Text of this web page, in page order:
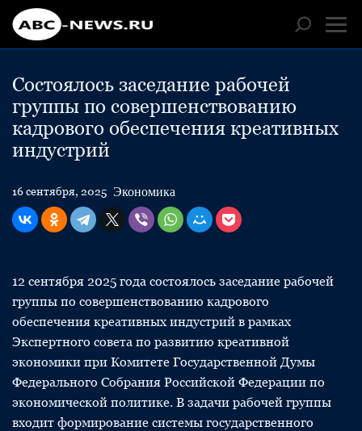
Состоялось заседание рабочей
группы по совершенствованию
кадрового обеспечения креативных
индустрий
16 сентября, 2025 Экономика
12 сентября 2025 года состоялось заседание рабочей
группы по совершенствованию кадрового
обеспечения креативных индустрий в рамках
Экспертного совета по развитию креативной
экономики при Комитете Государственной Думы
Федерального Собрания Российской Федерации по
экономической политике. В задачи рабочей группы
входит формирование системы государственного